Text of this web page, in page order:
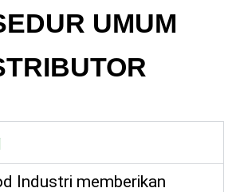
UMUM
Industri memberikan